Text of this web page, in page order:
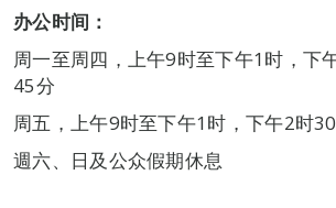
办公时间：
周一至周四，上午9时至下午1时，下
45分
周五，上午9时至下午1时，下午2时
週六、日及公众假期休息